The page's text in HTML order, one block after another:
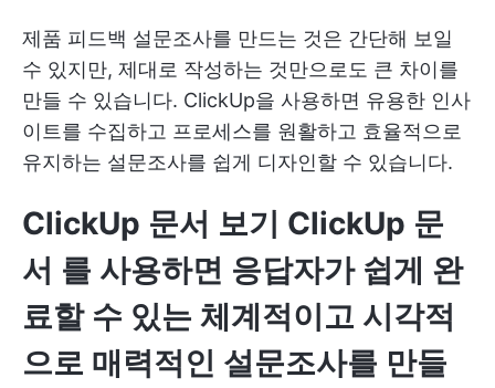
제품 피드백 설문조사를 만드는 것은 간단해 보일
수 있지만, 제대로 작성하는 것만으로도 큰 차이를
만들 수 있습니다. ClickUp을 사용하면 유용한 인사
이트를 수집하고 프로세스를 원활하고 효율적으로
유지하는 설문조사를 쉽게 디자인할 수 있습니다.
ClickUp 문서 보기 ClickUp 문
서 를 사용하면 응답자가 쉽게 완
료할 수 있는 체계적이고 시각적
으로 매력적인 설문조사를 만들